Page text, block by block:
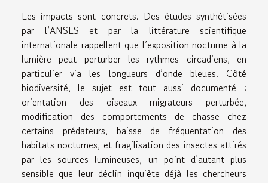
Les impacts sont concrets. Des études synthétisées
par l’ANSES et par la littérature scientifique
internationale rappellent que l’exposition nocturne à la
lumière peut perturber les rythmes circadiens, en
particulier via les longueurs d’onde bleues. Côté
biodiversité, le sujet est tout aussi documenté :
orientation des oiseaux migrateurs perturbée,
modification des comportements de chasse chez
certains prédateurs, baisse de fréquentation des
habitats nocturnes, et fragilisation des insectes attirés
par les sources lumineuses, un point d’autant plus
sensible que leur déclin inquiète déjà les chercheurs